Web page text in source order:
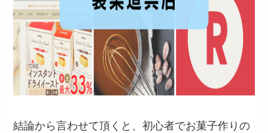
結論から言わせて頂くと、初心者でお菓子作りの